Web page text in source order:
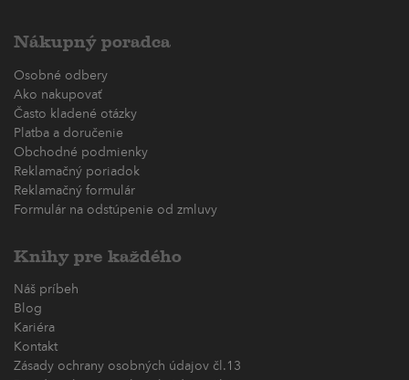
Nákupný poradca
Osobné odbery
Ako nakupovať
Často kladené otázky
Platba a doručenie
Obchodné podmienky
Reklamačný poriadok
Reklamačný formulár
Formulár na odstúpenie od zmluvy
Knihy pre každého
Náš príbeh
Blog
Kariéra
Kontakt
Zásady ochrany osobných údajov čl.13